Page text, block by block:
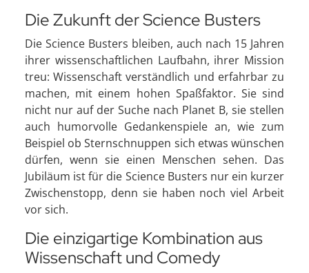
Die Zukunft der Science Busters
Die Science Busters bleiben, auch nach 15 Jahren
ihrer wissenschaftlichen Laufbahn, ihrer Mission
treu: Wissenschaft verständlich und erfahrbar zu
machen, mit einem hohen Spaßfaktor. Sie sind
nicht nur auf der Suche nach Planet B, sie stellen
auch humorvolle Gedankenspiele an, wie zum
Beispiel ob Sternschnuppen sich etwas wünschen
dürfen, wenn sie einen Menschen sehen. Das
Jubiläum ist für die Science Busters nur ein kurzer
Zwischenstopp, denn sie haben noch viel Arbeit
vor sich.
Die einzigartige Kombination aus
Wissenschaft und Comedy